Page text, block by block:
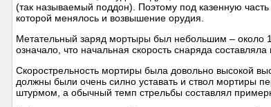
(так называемый поддон). Поэтому под казенную
которой менялось и возвышение орудия.
Метательный заряд мортыры был небольшим – около
означало, что начальная скорость снаряда
Скорострельность мортиры была довольно высокой
должны были очень силно уставать и ствол мортиры
штурмом, а обычный темп стрельбы составлял